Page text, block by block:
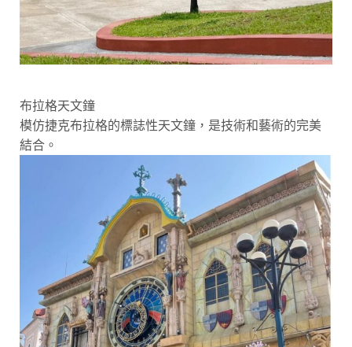
布拉格天文鐘
模仿捷克布拉格的標誌性天文鐘，是技術和藝術的完美
結合。